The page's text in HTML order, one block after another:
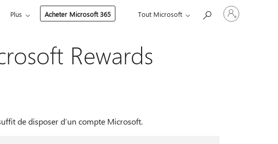
Plus Acheter Microsoft 365 Tout Microsoft
Connectez-
vous
Rewards
de disposer d’un compte Microsoft.